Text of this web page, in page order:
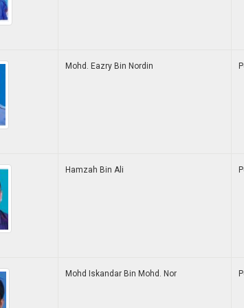
Mohd. Eazry Bin Nordin
Hamzah Bin Ali
Mohd Iskandar Bin Mohd. Nor